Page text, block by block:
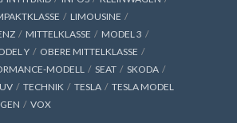
LIMOUSINE
MITTELKLASSE
MODEL 3
Y
OBERE MITTELKLASSE
MODELL SEAT
SKODA
TECHNIK TESLA
TESLA MODEL
VOX